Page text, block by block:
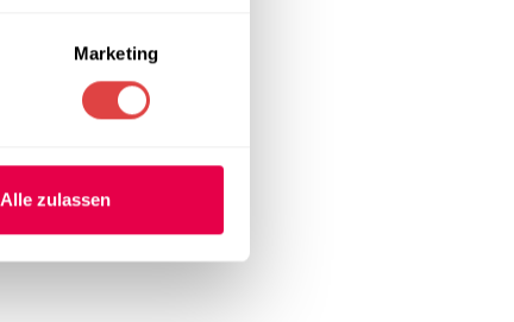
Marketing
Alle zulassen